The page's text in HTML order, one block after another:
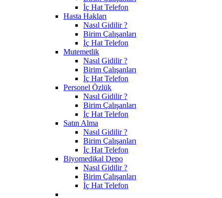
İç Hat Telefon
Hasta Hakları
Nasıl Gidilir ?
Birim Çalışanları
İç Hat Telefon
Mutemetlik
Nasıl Gidilir ?
Birim Çalışanları
İç Hat Telefon
Personel Özlük
Nasıl Gidilir ?
Birim Çalışanları
İç Hat Telefon
Satın Alma
Nasıl Gidilir ?
Birim Çalışanları
İç Hat Telefon
Biyomedikal Depo
Nasıl Gidilir ?
Birim Çalışanları
İç Hat Telefon